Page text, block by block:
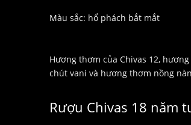
Màu sắc: hổ phách bắt mắt
Hương thơm của Chivas 12,
chút vani và hương thơm nồng
Rượu Chivas 18 năm